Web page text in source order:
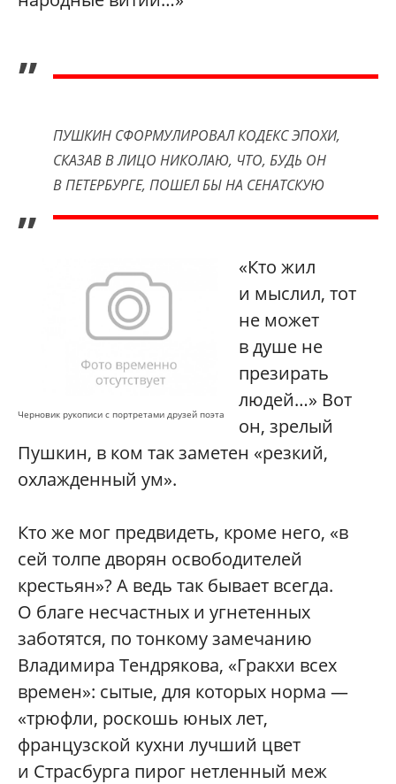
„
ПУШКИН СФОРМУЛИРОВАЛ КОДЕКС ЭПОХИ,
СКАЗАВ В ЛИЦО НИКОЛАЮ, ЧТО, БУДЬ ОН
В ПЕТЕРБУРГЕ, ПОШЕЛ БЫ НА СЕНАТСКУЮ
”
Черновик рукописи с портретами друзей поэта
«Кто жил
и мыслил, тот
не может
в душе не
презирать
людей…» Вот
он, зрелый
Пушкин, в ком так заметен «резкий,
охлажденный ум».
Кто же мог предвидеть, кроме него, «в
сей толпе дворян освободителей
крестьян»? А ведь так бывает всегда.
О благе несчастных и угнетенных
заботятся, по тонкому замечанию
Владимира Тендрякова, «Гракхи всех
времен»: сытые, для которых норма —
«трюфли, роскошь юных лет,
французской кухни лучший цвет
и Страсбурга пирог нетленный меж